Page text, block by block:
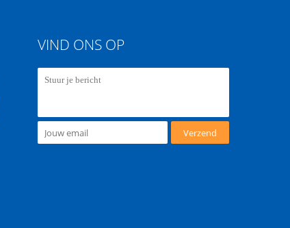
VIND ONS OP
Verzend